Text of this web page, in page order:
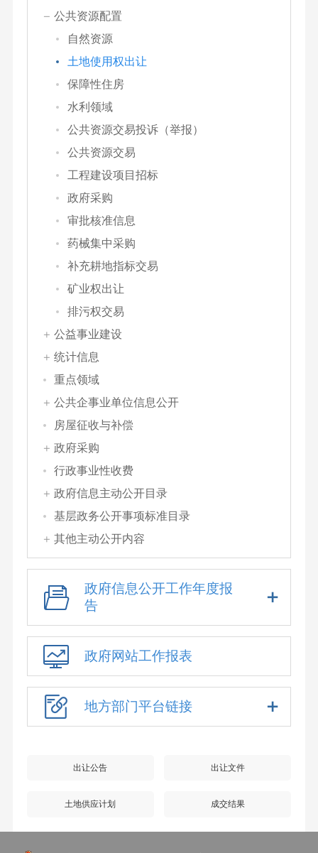
公共资源配置
自然资源
土地使用权出让
保障性住房
水利领域
公共资源交易投诉（举报）
公共资源交易
工程建设项目招标
政府采购
审批核准信息
药械集中采购
补充耕地指标交易
矿业权出让
排污权交易
公益事业建设
统计信息
重点领域
公共企事业单位信息公开
房屋征收与补偿
政府采购
行政事业性收费
政府信息主动公开目录
基层政务公开事项标准目录
其他主动公开内容
政府信息公开工作年度报
告
政府网站工作报表
地方部门平台链接
出让公告 出让文件
土地供应计划 成交结果